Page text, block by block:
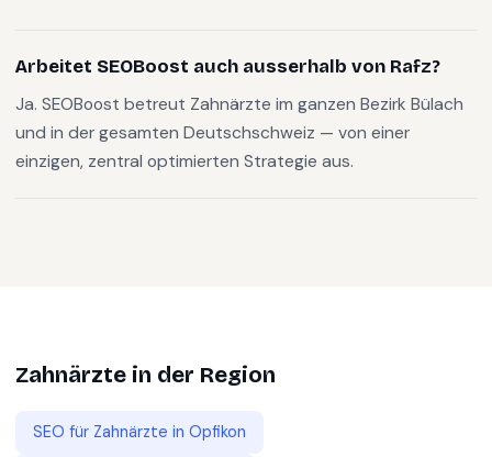
Arbeitet SEOBoost auch ausserhalb von Rafz?
Ja. SEOBoost betreut Zahnärzte im ganzen Bezirk Bülach
und in der gesamten Deutschschweiz — von einer
einzigen, zentral optimierten Strategie aus.
Zahnärzte in der Region
SEO für Zahnärzte in Opfikon